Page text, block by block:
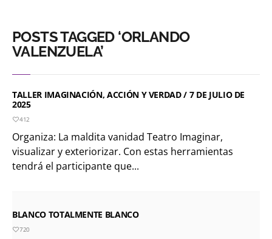
POSTS TAGGED ‘ORLANDO
VALENZUELA’
TALLER IMAGINACIÓN, ACCIÓN Y VERDAD / 7 DE JULIO DE
2025
412
Organiza: La maldita vanidad Teatro Imaginar,
visualizar y exteriorizar. Con estas herramientas
tendrá el participante que...
BLANCO TOTALMENTE BLANCO
720